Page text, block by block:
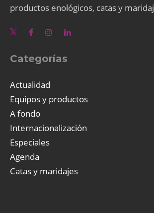
productos enológicos, catas y
Categorías
Actualidad
Equipos y productos
A fondo
Internacionalización
Especiales
Agenda
Catas y maridajes